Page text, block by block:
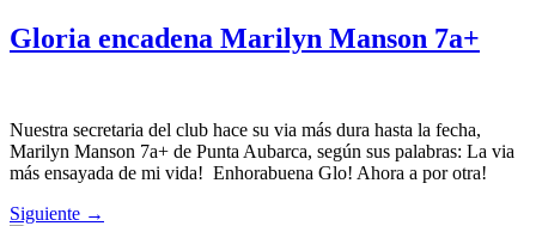
Gloria encadena Marilyn Manson 7a+
Nuestra secretaria del club hace su via más dura hasta la fecha,
Marilyn Manson 7a+ de Punta Aubarca, según sus palabras: La via
más ensayada de mi vida! Enhorabuena Glo! Ahora a por otra!
Siguiente →